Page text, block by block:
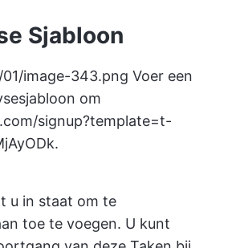
Sjabloon
image-343.png Voer een
om
signup?template=t-
.
u in staat om te
toe te voegen. U kunt